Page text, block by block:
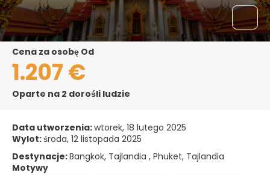
Cena za osobę Od
1.207 €
Oparte na 2 dorośli ludzie
Data utworzenia:wtorek, 18 lutego 2025
Wylot:środa, 12 listopada 2025
Destynacje:Bangkok, Tajlandia , Phuket, Tajlandia
Motywy